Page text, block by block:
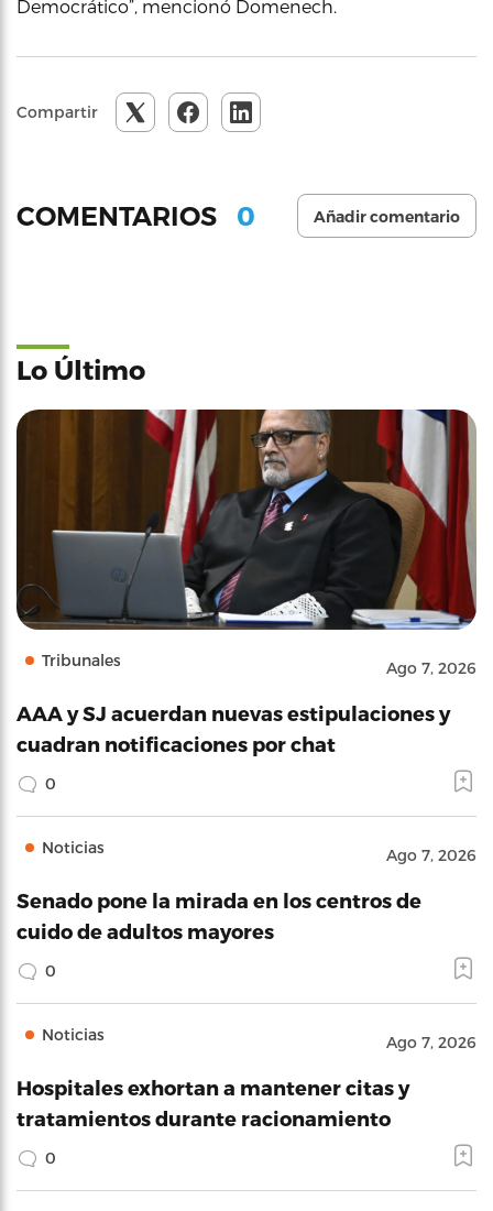
Democrático”, mencionó Domenech.
Compartir
COMENTARIOS 0 Añadir comentario
Lo Último
Tribunales Ago 7, 2026
AAA y SJ acuerdan nuevas estipulaciones y
cuadran notificaciones por chat
0
Noticias Ago 7, 2026
Senado pone la mirada en los centros de
cuido de adultos mayores
0
Noticias Ago 7, 2026
Hospitales exhortan a mantener citas y
tratamientos durante racionamiento
0